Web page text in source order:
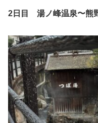
2 日目 湯ノ峰温泉〜熊